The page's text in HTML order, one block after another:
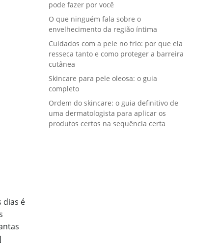
dias é
pode fazer por você
O que ninguém fala sobre o
envelhecimento da região íntima
Cuidados com a pele no frio: por que ela
resseca tanto e como proteger a barreira
cutânea
Skincare para pele oleosa: o guia
completo
Ordem do skincare: o guia definitivo de
uma dermatologista para aplicar os
produtos certos na sequência certa